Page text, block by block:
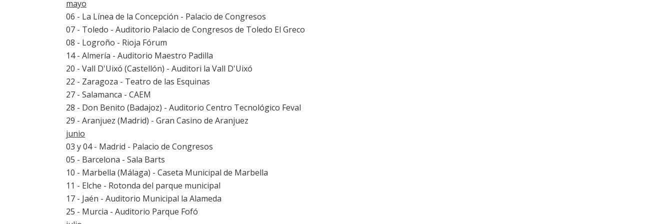
mayo
06 - La Línea de la Concepción - Palacio de Congresos
07 - Toledo - Auditorio Palacio de Congresos de Toledo El Greco
08 - Logroño - Rioja Fórum
14 - Almería - Auditorio Maestro Padilla
20 - Vall D'Uixó (Castellón) - Auditori la Vall D'Uixó
22 - Zaragoza - Teatro de las Esquinas
27 - Salamanca - CAEM
28 - Don Benito (Badajoz) - Auditorio Centro Tecnológico Feval
29 - Aranjuez (Madrid) - Gran Casino de Aranjuez
junio
03 y 04 - Madrid - Palacio de Congresos
05 - Barcelona - Sala Barts
10 - Marbella (Málaga) - Caseta Municipal de Marbella
11 - Elche - Rotonda del parque municipal
17 - Jaén - Auditorio Municipal la Alameda
25 - Murcia - Auditorio Parque Fofó